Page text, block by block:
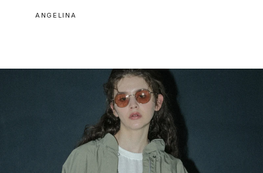
ANGELINA